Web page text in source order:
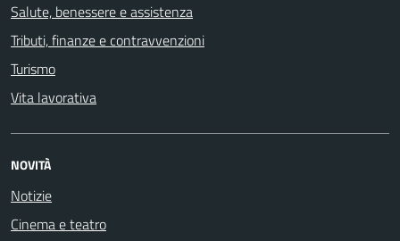
Salute, benessere e assistenza
Tributi, finanze e contravvenzioni
Turismo
Vita lavorativa
NOVITÀ
Notizie
Cinema e teatro